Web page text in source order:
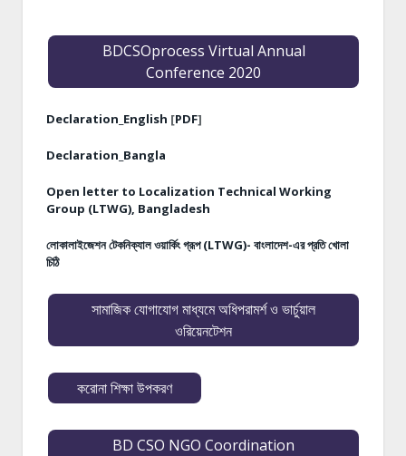
BDCSOprocess Virtual Annual
Conference 2020
Declaration_English [PDF]
Declaration_Bangla
Open letter to Localization Technical Working
Group (LTWG), Bangladesh
লোকালাইজেশন টেকনিক্যাল ওয়ার্কিং গ্রূপ (LTWG)- বাংলাদেশ-এর প্রতি খোলা
চিঠি
সামাজিক যোগাযোগ মাধ্যমে অধিপরামর্শ ও ভার্চুয়াল
ওরিয়েনটেশন
করোনা শিক্ষা উপকরণ
BD CSO NGO Coordination